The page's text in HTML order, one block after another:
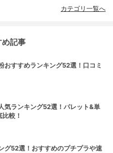
カテゴリ一覧へ
め記事
おすすめランキング52選！口コミ
気ランキング52選！パレット&単
較！
グ52選！おすすめのプチプラや速